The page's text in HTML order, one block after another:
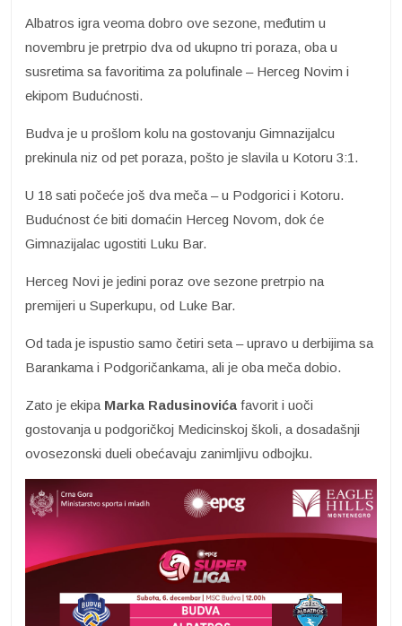
Albatros igra veoma dobro ove sezone, međutim u
novembru je pretrpio dva od ukupno tri poraza, oba u
susretima sa favoritima za polufinale – Herceg Novim i
ekipom Budućnosti.
Budva je u prošlom kolu na gostovanju Gimnazijalcu
prekinula niz od pet poraza, pošto je slavila u Kotoru 3:1.
U 18 sati počeće još dva meča – u Podgorici i Kotoru.
Budućnost će biti domaćin Herceg Novom, dok će
Gimnazijalac ugostiti Luku Bar.
Herceg Novi je jedini poraz ove sezone pretrpio na
premijeri u Superkupu, od Luke Bar.
Od tada je ispustio samo četiri seta – upravo u derbijima sa
Barankama i Podgoričankama, ali je oba meča dobio.
Zato je ekipa Marka Radusinovića favorit i uoči
gostovanja u podgoričkoj Medicinskoj školi, a dosadašnji
ovosezonski dueli obećavaju zanimljivu odbojku.